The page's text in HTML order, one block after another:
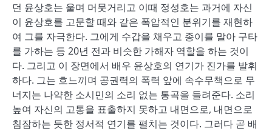
던 윤상호는 울며 머뭇거리고 이때 정성호는 과거에 자신
이 윤상호를 고문할 때와 같은 폭압적인 분위기를 재현하
여 그를 자극한다. 그에게 수갑을 채우고 종이를 말아 구타
를 가하는 등 20년 전과 비슷한 가해자 역할을 하는 것이
다. 그리고 이 장면에서 배우 윤상호의 연기가 진가를 발휘
하다. 그는 흐느끼며 공권력의 폭력 앞에 속수무책으로 무
너지는 나약한 소시민의 소리 없는 통곡을 들려준다. 소리
높여 자신의 고통을 표출하지 못하고 내면으로, 내면으로
침잠하는 듯한 정서적 연기를 펼치는 것이다. 그러다 곧 배